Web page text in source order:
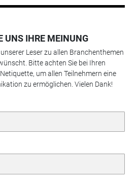
UNS IHRE MEINUNG
Leser zu allen Branchenthemen
Bitte achten Sie bei Ihren
um allen Teilnehmern eine
zu ermöglichen. Vielen Dank!